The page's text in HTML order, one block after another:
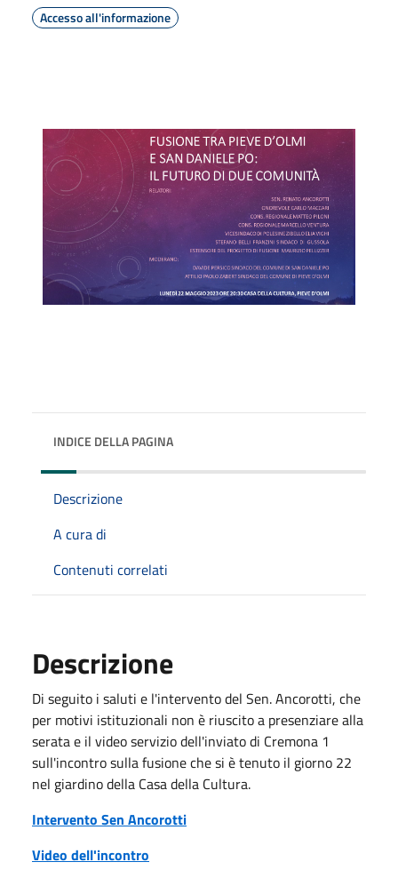
Accesso all'informazione
INDICE DELLA PAGINA
Descrizione
A cura di
Contenuti correlati
Descrizione
Di seguito i saluti e l'intervento del Sen. Ancorotti, che
per motivi istituzionali non è riuscito a presenziare alla
serata e il video servizio dell'inviato di Cremona 1
sull'incontro sulla fusione che si è tenuto il giorno 22
nel giardino della Casa della Cultura.
Intervento Sen Ancorotti
Video dell'incontro